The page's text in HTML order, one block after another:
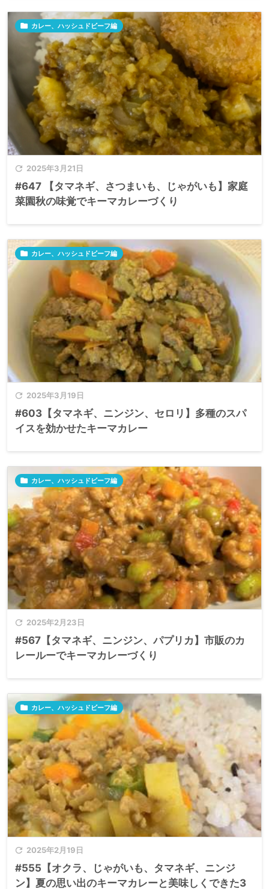
 2025年3月21日
 カレー、ハッシュドビーフ編
#647 【タマネギ、さつまいも、じゃがいも】家庭
菜園秋の味覚でキーマカレーづくり
 2025年3月19日
 カレー、ハッシュドビーフ編
#603【タマネギ、ニンジン、セロリ】多種のスパ
イスを効かせたキーマカレー
 2025年2月23日
 カレー、ハッシュドビーフ編
#567【タマネギ、ニンジン、パプリカ】市販のカ
レールーでキーマカレーづくり
 2025年2月19日
 カレー、ハッシュドビーフ編
#555【オクラ、じゃがいも、タマネギ、ニンジ
ン】夏の思い出のキーマカレーと美味しくできた3